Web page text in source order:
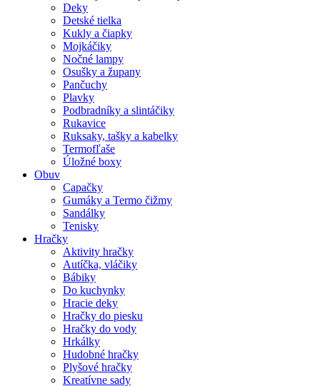
Deky
Detské tielka
Kukly a čiapky
Mojkáčiky
Nočné lampy
Osušky a župany
Pančuchy
Plavky
Podbradníky a slintáčiky
Rukavice
Ruksaky, tašky a kabelky
Termofľaše
Úložné boxy
Obuv
Capačky
Gumáky a Termo čižmy
Sandálky
Tenisky
Hračky
Aktivity hračky
Autíčka, vláčiky
Bábiky
Do kuchynky
Hracie deky
Hračky do piesku
Hračky do vody
Hrkálky
Hudobné hračky
Plyšové hračky
Kreatívne sady